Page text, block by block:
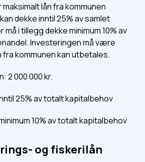
lån fra kommunen
dekke inntil 25% av samlet
i tillegg dekke minimum 10% av
Investeringen må være
kommunen kan utbetales.
2 000 000 kr.
25% av totalt kapitalbehov
10% av totalt kapitalbehov
og fiskerilån